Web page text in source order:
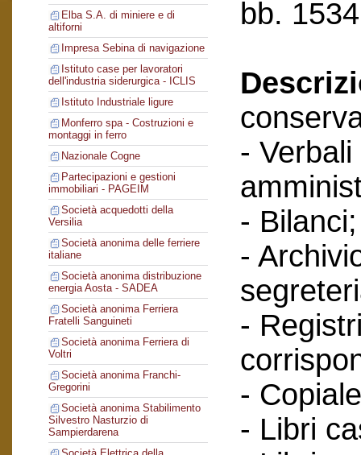
Elba S.A. di miniere e di
altiforni
Impresa Sebina di navigazione
Istituto case per lavoratori
dell'industria siderurgica - ICLIS
Istituto Industriale ligure
Monferro spa - Costruzioni e
montaggi in ferro
Nazionale Cogne
Partecipazioni e gestioni
immobiliari - PAGEIM
Società acquedotti della
Versilia
Società anonima delle ferriere
italiane
Società anonima distribuzione
energia Aosta - SADEA
Società anonima Ferriera
Fratelli Sanguineti
Società anonima Ferriera di
Voltri
Società anonima Franchi-
Gregorini
Società anonima Stabilimento
Silvestro Nasturzio di
Sampierdarena
bb. 1534
-
- Bilanci;
-
-
-
- Libri